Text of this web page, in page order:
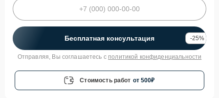
Бесплатная консультация -25%
Отправляя, Вы соглашаетесь с политикой конфиденциальности
Стоимость работ от 500₽